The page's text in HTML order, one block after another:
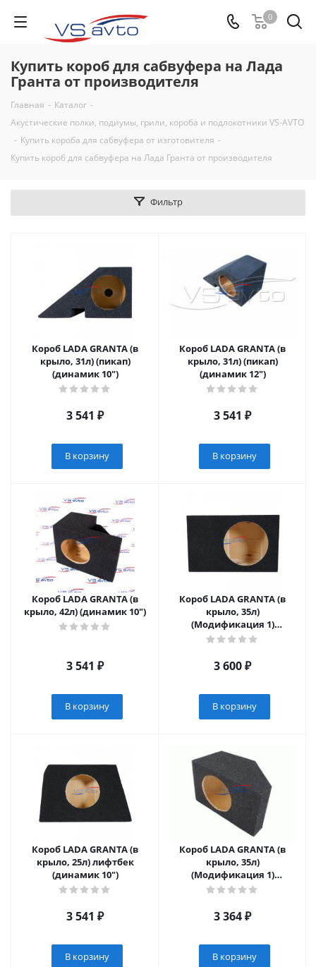
0
Купить короб для сабвуфера на Лада
Гранта от производителя
Главная - Каталог -
Акустические полки, подиумы, грили, короба и подлокотники VS-AVTO
- Купить короба для сабвуфера от изготовителя -
Купить короб для сабвуфера на Лада Гранта от производителя
Фильтр
Короб LADA GRANTA (в
крыло, 31л) (пикап)
(динамик 10")
3 541 ₽
В корзину
Короб LADA GRANTA (в
крыло, 31л) (пикап)
(динамик 12")
3 541 ₽
В корзину
Короб LADA GRANTA (в
крыло, 42л) (динамик 10")
3 541 ₽
В корзину
Короб LADA GRANTA (в
крыло, 35л)
(Модификация 1)
(динамик 10")
3 600₽
В корзину
Короб LADA GRANTA (в
крыло, 25л) лифтбек
(динамик 10")
3 541 ₽
В корзину
Короб LADA GRANTA (в
крыло, 35л)
(Модификация 1)
(динамик 12")
3 364₽
В корзину